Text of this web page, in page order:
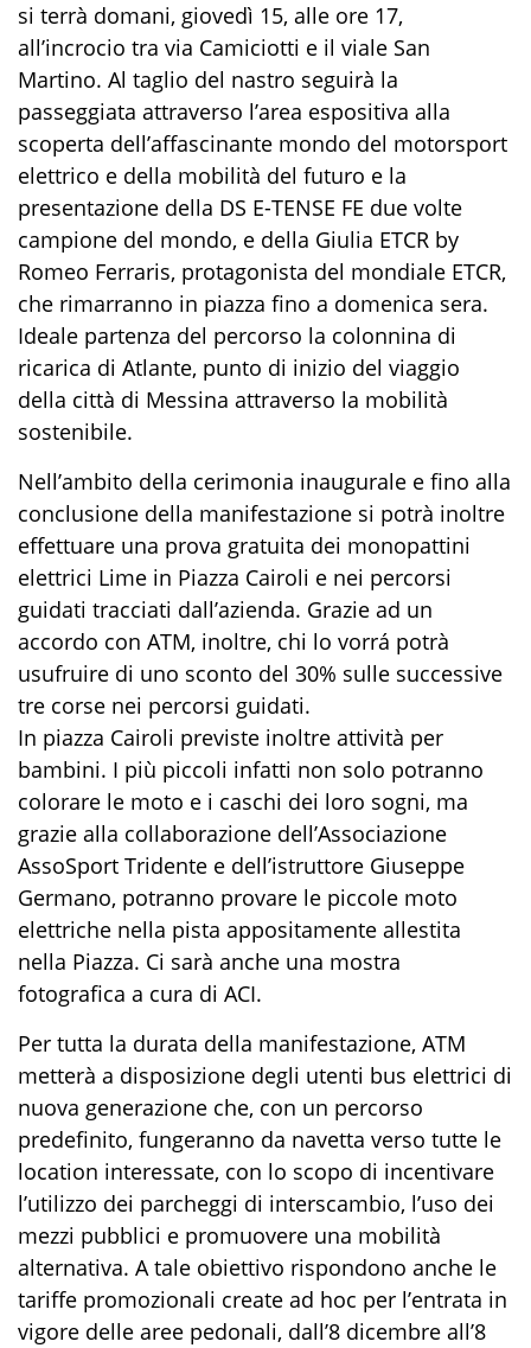
si terrà domani, giovedì 15, alle ore 17,
all’incrocio tra via Camiciotti e il viale San
Martino. Al taglio del nastro seguirà la
passeggiata attraverso l’area espositiva alla
scoperta dell’affascinante mondo del motorsport
elettrico e della mobilità del futuro e la
presentazione della DS E-TENSE FE due volte
campione del mondo, e della Giulia ETCR by
Romeo Ferraris, protagonista del mondiale ETCR,
che rimarranno in piazza fino a domenica sera.
Ideale partenza del percorso la colonnina di
ricarica di Atlante, punto di inizio del viaggio
della città di Messina attraverso la mobilità
sostenibile.
Nell’ambito della cerimonia inaugurale e fino alla
conclusione della manifestazione si potrà inoltre
effettuare una prova gratuita dei monopattini
elettrici Lime in Piazza Cairoli e nei percorsi
guidati tracciati dall’azienda. Grazie ad un
accordo con ATM, inoltre, chi lo vorrá potrà
usufruire di uno sconto del 30% sulle successive
tre corse nei percorsi guidati.
In piazza Cairoli previste inoltre attività per
bambini. I più piccoli infatti non solo potranno
colorare le moto e i caschi dei loro sogni, ma
grazie alla collaborazione dell’Associazione
AssoSport Tridente e dell’istruttore Giuseppe
Germano, potranno provare le piccole moto
elettriche nella pista appositamente allestita
nella Piazza. Ci sarà anche una mostra
fotografica a cura di ACI.
Per tutta la durata della manifestazione, ATM
metterà a disposizione degli utenti bus elettrici di
nuova generazione che, con un percorso
predefinito, fungeranno da navetta verso tutte le
location interessate, con lo scopo di incentivare
l’utilizzo dei parcheggi di interscambio, l’uso dei
mezzi pubblici e promuovere una mobilità
alternativa. A tale obiettivo rispondono anche le
tariffe promozionali create ad hoc per l’entrata in
vigore delle aree pedonali, dall’8 dicembre all’8